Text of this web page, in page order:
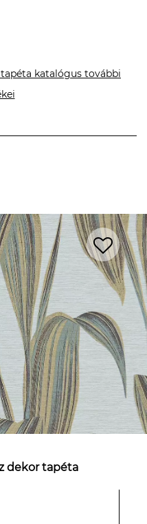
katalógus további
dekor tapéta